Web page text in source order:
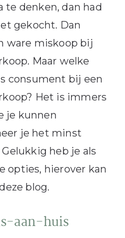
te denken, dan had
gekocht. Dan
ware miskoop bij
Maar welke
consument bij een
Het is immers
je kunnen
je het minst
heb je als
opties, hierover kan
blog.
aan-huis